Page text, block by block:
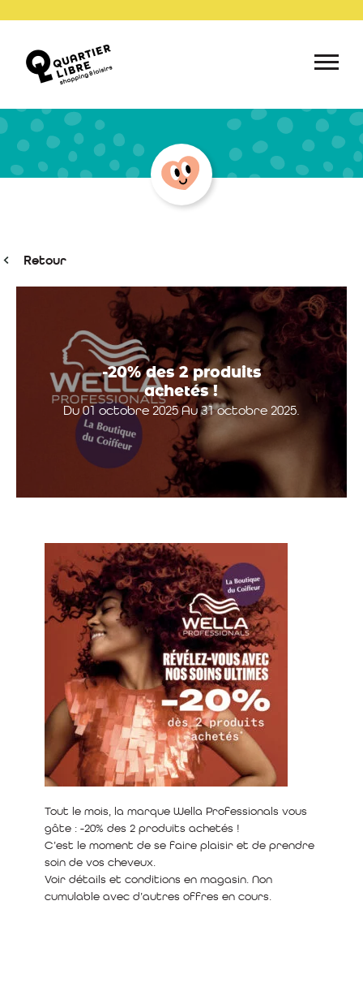
Retour
-20% des 2 produits
achetés !
Du 01 octobre 2025 Au 31 octobre 2025.
Tout le mois, la marque Wella Professionals vous
gâte : -20% des 2 produits achetés !
C’est le moment de se faire plaisir et de prendre
soin de vos cheveux.
Voir détails et conditions en magasin. Non
cumulable avec d’autres offres en cours.